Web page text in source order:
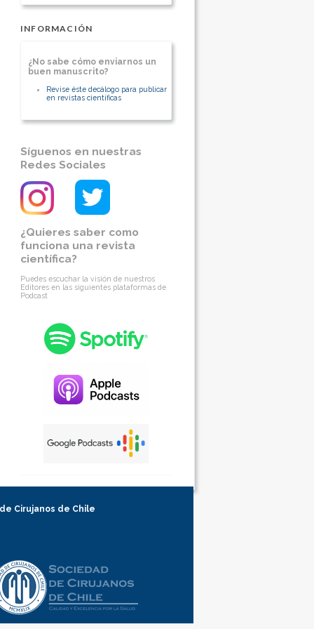
INFORMACIÓN
¿No sabe cómo enviarnos un
buen manuscrito?
Revise éste decálogo para publicar
en revistas científicas
Síguenos en nuestras
Redes Sociales
¿Quieres saber como
funciona una revista
científica?
Puedes escuchar la visión de nuestros
Editores en las siguientes plataformas de
Podcast
Cirujanos de Chile